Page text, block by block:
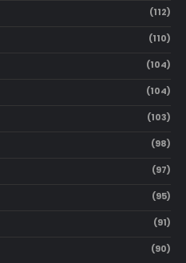
(112)
(110)
(104)
(104)
(103)
(98)
(97)
(95)
(91)
(90)